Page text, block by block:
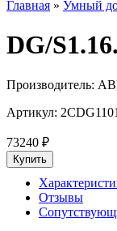
Главная » Умный
DG/
Производитель:
Артикул:
73240 ₽
Отзывы